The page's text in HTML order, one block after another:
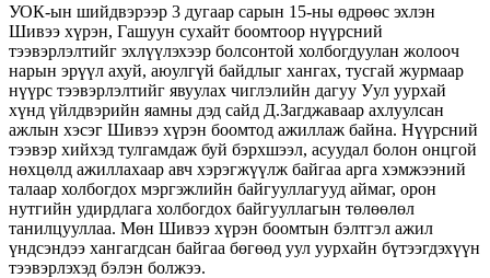
УОК-ын шийдвэрээр 3 дугаар сарын 15-ны өдрөөс эхлэн
Шивээ хүрэн, Гашуун сухайт боомтоор нүүрсний
тээвэрлэлтийг эхлүүлэхээр болсонтой холбогдуулан жолооч
нарын эрүүл ахуй, аюулгүй байдлыг хангах, тусгай журмаар
нүүрс тээвэрлэлтийг явуулах чиглэлийн дагуу Уул уурхай
хүнд үйлдвэрийн яамны дэд сайд Д.Загджаваар ахлуулсан
ажлын хэсэг Шивээ хүрэн боомтод ажиллаж байна. Нүүрсний
тээвэр хийхэд тулгамдаж буй бэрхшээл, асуудал болон онцгой
нөхцөлд ажиллахаар авч хэрэгжүүлж байгаа арга хэмжээний
талаар холбогдох мэргэжлийн байгууллагууд аймаг, орон
нутгийн удирдлага холбогдох байгууллагын төлөөлөл
танилцууллаа. Мөн Шивээ хүрэн боомтын бэлтгэл ажил
үндсэндээ хангагдсан байгаа бөгөөд уул уурхайн бүтээгдэхүүн
тээвэрлэхэд бэлэн болжээ.